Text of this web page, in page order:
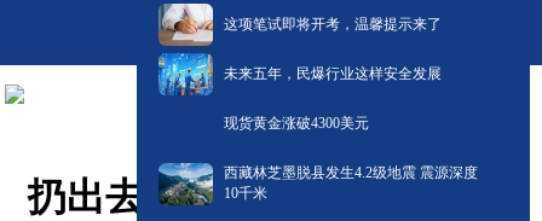
这项笔试即将开考，温馨提示来了
未来五年，民爆行业这样安全发展
现货黄金涨破4300美元
西藏林芝墨脱县发生4.2级地震 震源深度
10千米
扔出去的烟头被风吹回车